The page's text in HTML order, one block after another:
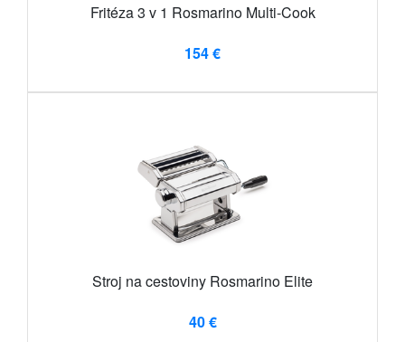
Fritéza 3 v 1 Rosmarino Multi-Cook
154 €
Stroj na cestoviny Rosmarino Elite
40 €